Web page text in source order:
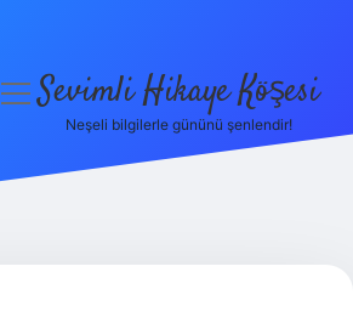
menüyüSevimli Hikaye Köşesi
Neşeli bilgilerle gününü şenlendir!